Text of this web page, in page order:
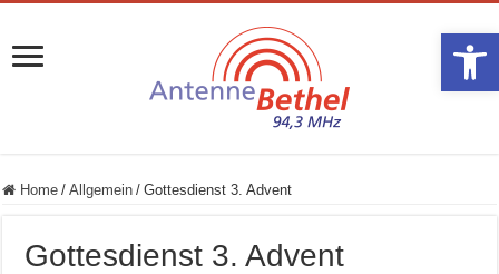
Home / Allgemein / Gottesdienst 3. Advent
Gottesdienst 3. Advent